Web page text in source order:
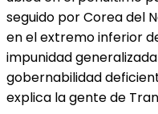
seguido por Corea del
en el extremo inferior
impunidad
gobernabilidad
explica la gente de